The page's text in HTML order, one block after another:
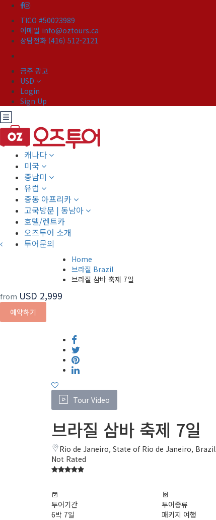
TICO #50023989
이메일 info@oztours.ca
상담전화 (416) 512-2121
금주 광고
USD
Login
Sign Up
캐나다
미국
중남미
유럽
중동 아프리카
고국방문 | 동남아
호텔/렌트카
오즈투어 소개
투어문의
Home
브라질 Brazil
브라질 삼바 축제 7일
from USD 2,999
예약하기
Tour Video
브라질 삼바 축제 7일
Rio de Janeiro, State of Rio de Janeiro, Brazil
Not Rated
투어기간
6박 7일
투어종류
패키지 여행